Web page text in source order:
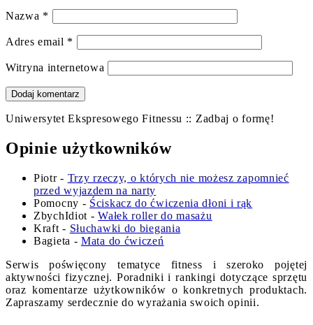
Nazwa *
Adres email *
Witryna internetowa
Uniwersytet Ekspresowego Fitnessu :: Zadbaj o formę!
Opinie użytkowników
Piotr- Trzy rzeczy, o których nie możesz zapomnieć
przed wyjazdem na narty
Pomocny - Ściskacz do ćwiczenia dłoni i rąk
ZbychIdiot -Wałek roller do masażu
Kraft - Słuchawki do biegania
Bagieta -Mata do ćwiczeń
Serwis poświęcony tematyce fitness i szeroko pojętej
aktywności fizycznej. Poradniki i rankingi dotyczące sprzętu
oraz komentarze użytkowników o konkretnych produktach.
Zapraszamy serdecznie do wyrażania swoich opinii.